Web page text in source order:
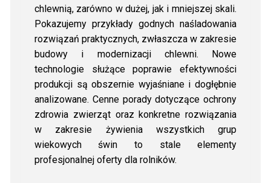
chlewnią, zarówno w dużej, jak i mniejszej skali.
Pokazujemy przykłady godnych naśladowania
rozwiązań praktycznych, zwłaszcza w zakresie
budowy i modernizacji chlewni. Nowe
technologie służące poprawie efektywności
produkcji są obszernie wyjaśniane i dogłębnie
analizowane. Cenne porady dotyczące ochrony
zdrowia zwierząt oraz konkretne rozwiązania
w zakresie żywienia wszystkich grup
wiekowych świn to stale elementy
profesjonalnej oferty dla rolników.